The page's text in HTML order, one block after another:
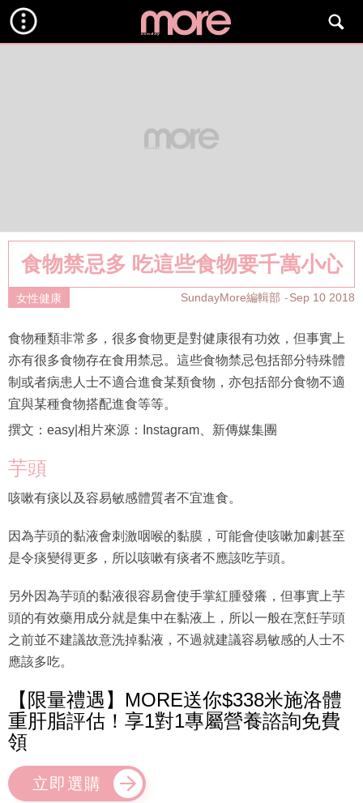
食物禁忌多 吃這些食物要千萬小心
女性健康 SundayMore編輯部 Sep 10 2018
食物種類非常多，很多食物更是對健康很有功效，但事實上
亦有很多食物存在食用禁忌。這些食物禁忌包括部分特殊體
制或者病患人士不適合進食某類食物，亦包括部分食物不適
宜與某種食物搭配進食等等。
撰文：easy|相片來源：Instagram、新傳媒集團
芋頭
咳嗽有痰以及容易敏感體質者不宜進食。
因為芋頭的黏液會刺激咽喉的黏膜，可能會使咳嗽加劇甚至
是令痰變得更多，所以咳嗽有痰者不應該吃芋頭。
另外因為芋頭的黏液很容易會使手掌紅腫發癢，但事實上芋
頭的有效藥用成分就是集中在黏液上，所以一般在烹飪芋頭
之前並不建議故意洗掉黏液，不過就建議容易敏感的人士不
應該多吃。
【限量禮遇】MORE送你$338米施洛體
重肝脂評估！享1對1專屬營養諮詢免費
領
立即選購